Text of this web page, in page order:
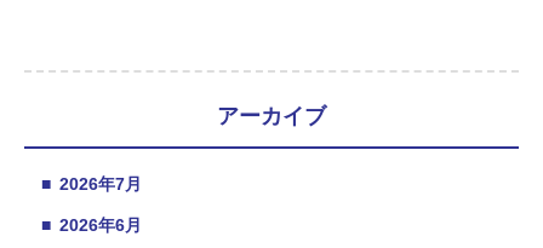
アーカイブ
■ 2026年7月
■ 2026年6月